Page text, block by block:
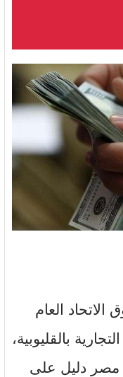
العام
بالقليوبية،
مصر دليل على